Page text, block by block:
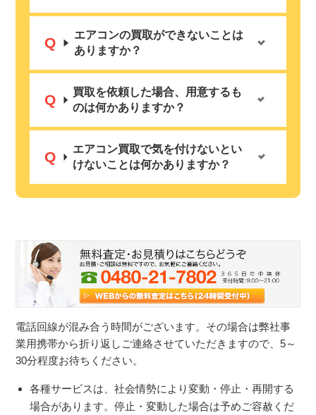
エアコンの買取ができないことは
ありますか？
買取を依頼した場合、用意するも
のは何かありますか？
エアコン買取で気を付けないとい
けないことは何かありますか？
電話回線が混み合う時間がございます。その場合は弊社事
業用携帯から折り返しご連絡させていただきますので、5～
30分程度お待ちください。
各種サービスは、社会情勢により変動・停止・再開する
場合があります。停止・変動した場合は予めご容赦くだ